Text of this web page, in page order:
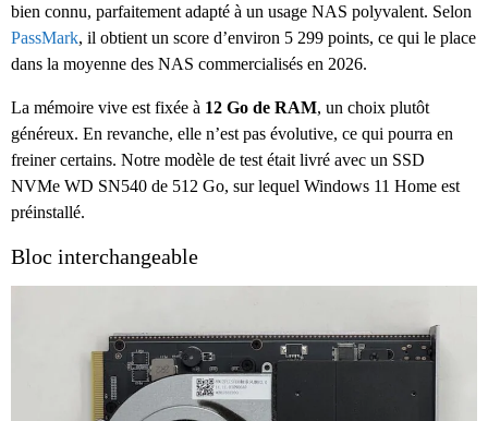
bien connu, parfaitement adapté à un usage NAS polyvalent. Selon
PassMark, il obtient un score d’environ 5 299 points, ce qui le place
dans la moyenne des NAS commercialisés en 2026.
La mémoire vive est fixée à 12 Go de RAM, un choix plutôt
généreux. En revanche, elle n’est pas évolutive, ce qui pourra en
freiner certains. Notre modèle de test était livré avec un SSD
NVMe WD SN540 de 512 Go, sur lequel Windows 11 Home est
préinstallé.
Bloc interchangeable